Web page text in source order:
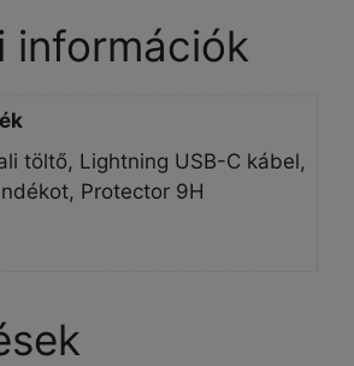
információk
töltő, Lightning USB-C kábel,
Protector 9H